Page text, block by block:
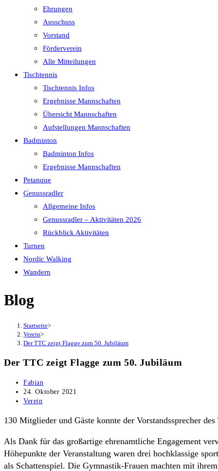
Ehrungen
Ausschuss
Vorstand
Förderverein
Alle Mitteilungen
Tischtennis
Tischtennis Infos
Ergebnisse Mannschaften
Übersicht Mannschaften
Aufstellungen Mannschaften
Badminton
Badminton Infos
Ergebnisse Mannschaften
Petanque
Genussradler
Allgemeine Infos
Genussradler – Aktivitäten 2026
Rückblick Aktivitäten
Turnen
Nordic Walking
Wandern
Blog
Startseite>
Verein>
Der TTC zeigt Flagge zum 50. Jubiläum
Der TTC zeigt Flagge zum 50. Jubiläum
Beitrags-
Autor:
Fabian
Beitrag
veröffentlicht:
24. Oktober 2021
Beitrags-
Verein
130 Mitglieder und Gäste konnte der Vorstandssprecher
Als Dank für das großartige ehrenamtliche Engagement
Höhepunkte der Veranstaltung waren drei hochklassige
als Schattenspiel. Die Gymnastik-Frauen machten mit